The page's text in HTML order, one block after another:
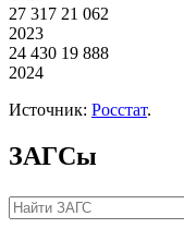
27 317 21 062
2023
24 430 19 888
2024
Источник: Росстат.
ЗАГСы